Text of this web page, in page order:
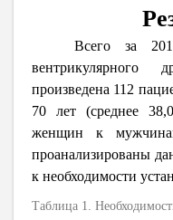
Р
Всего за 2019
произведена 112
70 лет (среднее
женщин к
проанализированы
к необходимости
Таблица 1.